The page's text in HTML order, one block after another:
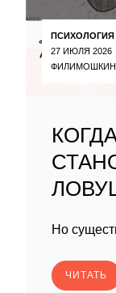
27 ИЮЛЯ 2026
Но
ЧИТАТЬ